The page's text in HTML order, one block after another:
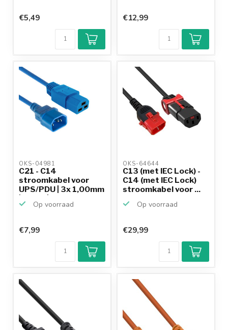
€5,49 €12,99
OKS-04981
C21 - C14
stroomkabel voor
UPS/PDU | 3x 1,00mm
Op voorraad
€7,99
OKS-64644
C13 (met IEC Lock) -
C14 (met IEC Lock)
stroomkabel voor ...
Op voorraad
Klantenbeoordeling
9,2/10
Achteraf
betalen mogelijk
€29,99